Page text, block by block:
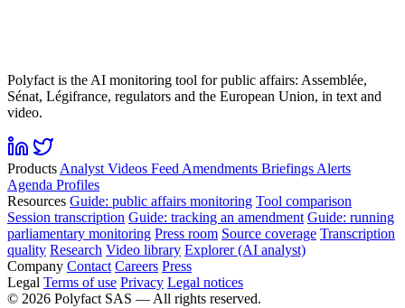
Polyfact is the AI monitoring tool for public affairs: Assemblée,
Sénat, Légifrance, regulators and the European Union, in text and
video.
Products Analyst Videos Feed Amendments Briefings Alerts
Agenda Profiles
Resources Guide: public affairs monitoring Tool comparison
Session transcription Guide: tracking an amendment Guide: running
parliamentary monitoring Press room Source coverage Transcription
quality Research Video library Explorer (AI analyst)
Company Contact Careers Press
Legal Terms of use Privacy Legal notices
© 2026 Polyfact SAS — All rights reserved.